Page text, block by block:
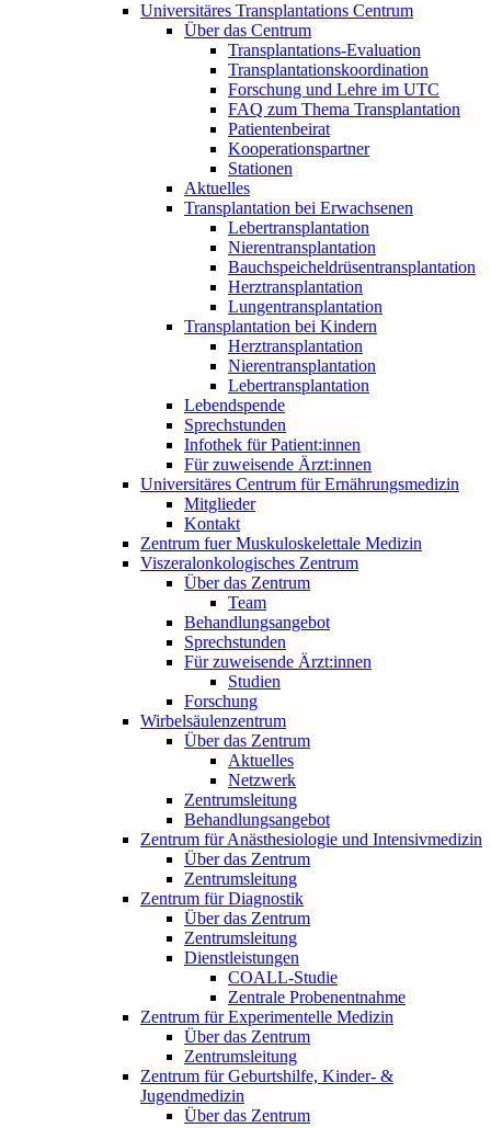
Universitäres Transplantations Centrum
Über das Centrum
Transplantations-Evaluation
Transplantationskoordination
Forschung und Lehre im UTC
FAQ zum Thema Transplantation
Patientenbeirat
Kooperationspartner
Stationen
Aktuelles
Transplantation bei Erwachsenen
Lebertransplantation
Nierentransplantation
Bauchspeicheldrüsentransplantation
Herztransplantation
Lungentransplantation
Transplantation bei Kindern
Herztransplantation
Nierentransplantation
Lebertransplantation
Lebendspende
Sprechstunden
Infothek für Patient:innen
Für zuweisende Ärzt:innen
Universitäres Centrum für Ernährungsmedizin
Mitglieder
Kontakt
Zentrum fuer Muskuloskelettale Medizin
Viszeral­onkologisches Zentrum
Über das Zentrum
Team
Behandlungsangebot
Sprechstunden
Für zuweisende Ärzt:innen
Studien
Forschung
Wirbelsäulenzentrum
Über das Zentrum
Aktuelles
Netzwerk
Zentrumsleitung
Behandlungsangebot
Zentrum für Anästhesiologie und Intensivmedizin
Über das Zentrum
Zentrumsleitung
Zentrum für Diagnostik
Über das Zentrum
Zentrumsleitung
Dienstleistungen
COALL-Studie
Zentrale Probenentnahme
Zentrum für Experimentelle Medizin
Über das Zentrum
Zentrumsleitung
Zentrum für Geburtshilfe, Kinder- &
Jugendmedizin
Über das Zentrum